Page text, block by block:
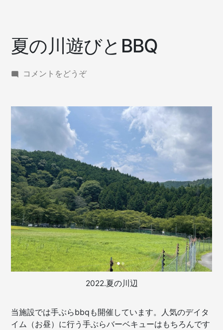
夏の川遊びとBBQ
コメントをどうぞ(夏
遊
び
BBQ)
2022.夏の川辺
当施設では手ぶらbbqも開催しています。人気のデイタ
イム（お昼）に行う手ぶらバーベキューはもちろんです